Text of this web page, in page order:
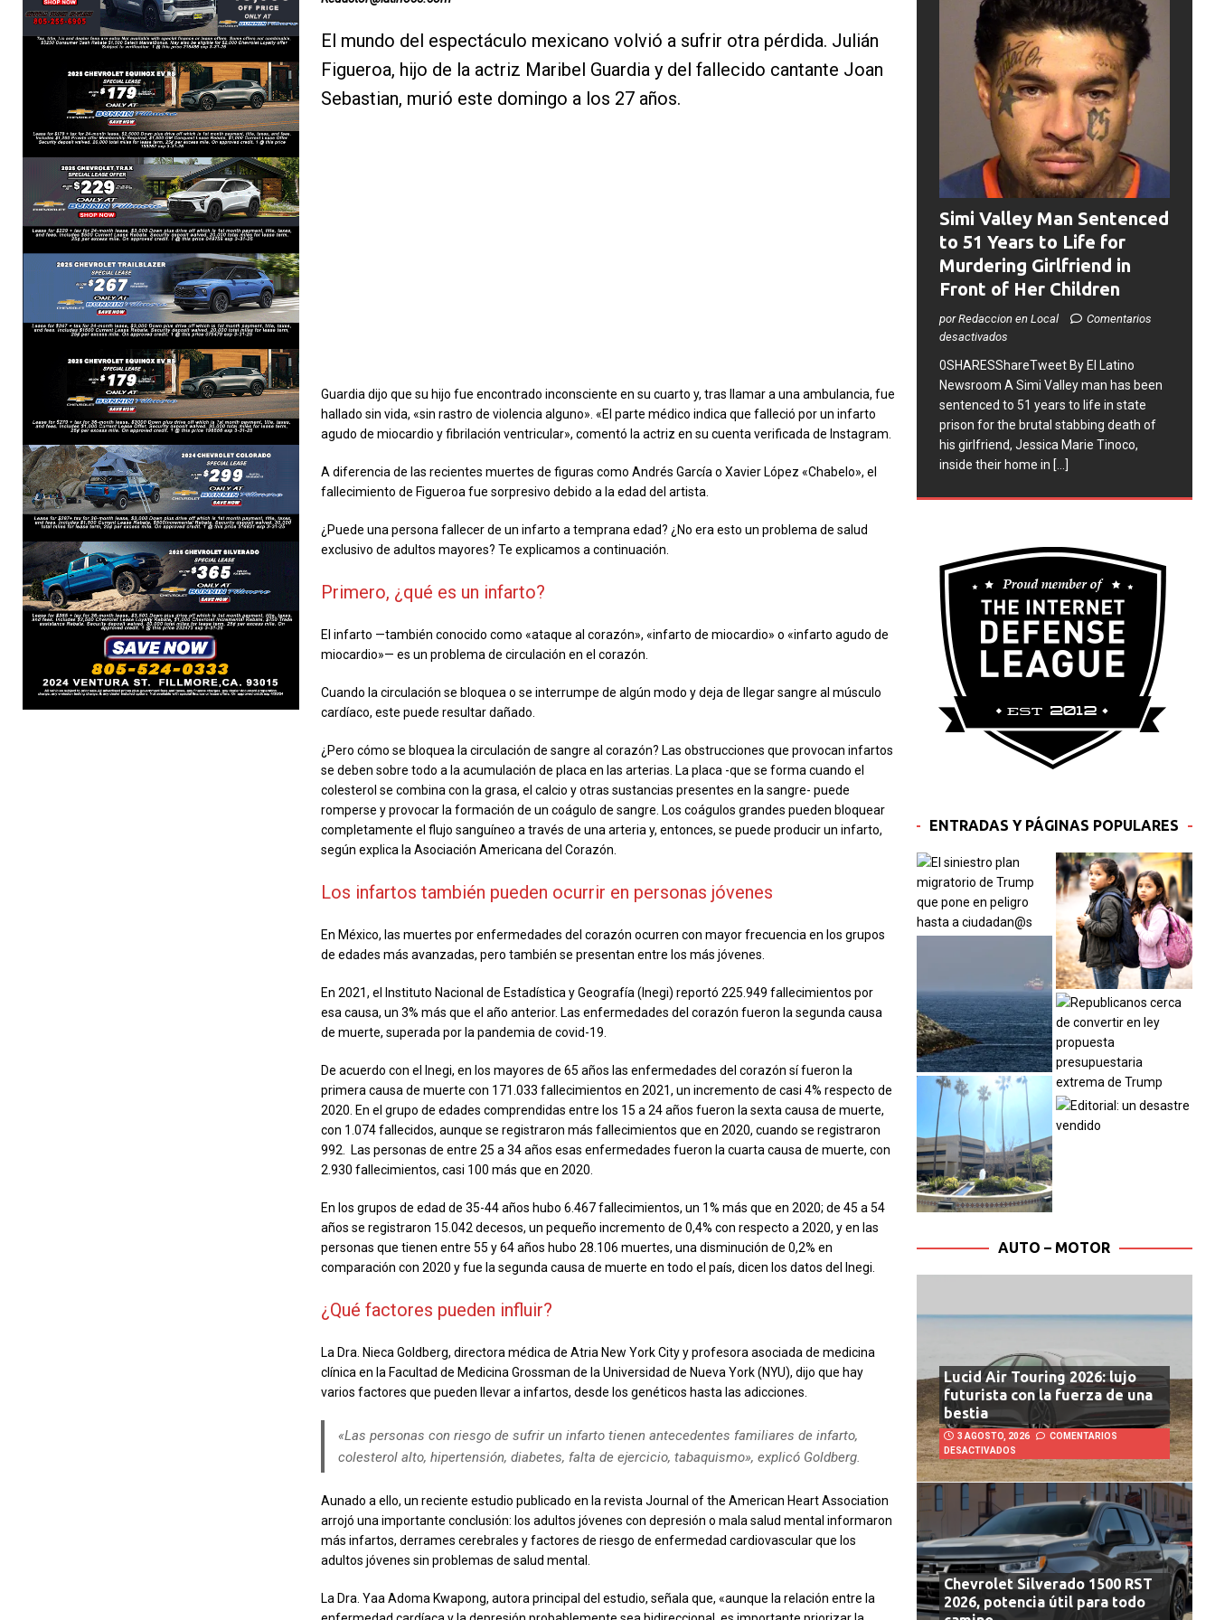
El mundo del espectáculo mexicano volvió a sufrir otra pérdida. Julián
Figueroa, hijo de la actriz Maribel Guardia y del fallecido cantante Joan
Sebastian, murió este domingo a los 27 años.
Guardia dijo que su hijo fue encontrado inconsciente en su cuarto y, tras llamar a una ambulancia, fue
hallado sin vida, «sin rastro de violencia alguno». «El parte médico indica que falleció por un infarto
agudo de miocardio y fibrilación ventricular», comentó la actriz en su cuenta verificada de Instagram.
A diferencia de las recientes muertes de figuras como Andrés García o Xavier López «Chabelo», el
fallecimiento de Figueroa fue sorpresivo debido a la edad del artista.
¿Puede una persona fallecer de un infarto a temprana edad? ¿No era esto un problema de salud
exclusivo de adultos mayores? Te explicamos a continuación.
Primero, ¿qué es un infarto?
El infarto —también conocido como «ataque al corazón», «infarto de miocardio» o «infarto agudo de
miocardio»— es un problema de circulación en el corazón.
Cuando la circulación se bloquea o se interrumpe de algún modo y deja de llegar sangre al músculo
cardíaco, este puede resultar dañado.
¿Pero cómo se bloquea la circulación de sangre al corazón? Las obstrucciones que provocan infartos
se deben sobre todo a la acumulación de placa en las arterias. La placa -que se forma cuando el
colesterol se combina con la grasa, el calcio y otras sustancias presentes en la sangre- puede
romperse y provocar la formación de un coágulo de sangre. Los coágulos grandes pueden bloquear
completamente el flujo sanguíneo a través de una arteria y, entonces, se puede producir un infarto,
según explica la Asociación Americana del Corazón.
Los infartos también pueden ocurrir en personas jóvenes
En México, las muertes por enfermedades del corazón ocurren con mayor frecuencia en los grupos
de edades más avanzadas, pero también se presentan entre los más jóvenes.
En 2021, el Instituto Nacional de Estadística y Geografía (Inegi) reportó 225.949 fallecimientos por
esa causa, un 3% más que el año anterior. Las enfermedades del corazón fueron la segunda causa
de muerte, superada por la pandemia de covid-19.
De acuerdo con el Inegi, en los mayores de 65 años las enfermedades del corazón sí fueron la
primera causa de muerte con 171.033 fallecimientos en 2021, un incremento de casi 4% respecto de
2020. En el grupo de edades comprendidas entre los 15 a 24 años fueron la sexta causa de muerte,
con 1.074 fallecidos, aunque se registraron más fallecimientos que en 2020, cuando se registraron
992. Las personas de entre 25 a 34 años esas enfermedades fueron la cuarta causa de muerte, con
2.930 fallecimientos, casi 100 más que en 2020.
En los grupos de edad de 35-44 años hubo 6.467 fallecimientos, un 1% más que en 2020; de 45 a 54
años se registraron 15.042 decesos, un pequeño incremento de 0,4% con respecto a 2020, y en las
personas que tienen entre 55 y 64 años hubo 28.106 muertes, una disminución de 0,2% en
comparación con 2020 y fue la segunda causa de muerte en todo el país, dicen los datos del Inegi.
¿Qué factores pueden influir?
La Dra. Nieca Goldberg, directora médica de Atria New York City y profesora asociada de medicina
clínica en la Facultad de Medicina Grossman de la Universidad de Nueva York (NYU), dijo que hay
varios factores que pueden llevar a infartos, desde los genéticos hasta las adicciones.
«Las personas con riesgo de sufrir un infarto tienen antecedentes familiares de infarto,
colesterol alto, hipertensión, diabetes, falta de ejercicio, tabaquismo», explicó Goldberg.
Aunado a ello, un reciente estudio publicado en la revista Journal of the American Heart Association
arrojó una importante conclusión: los adultos jóvenes con depresión o mala salud mental informaron
más infartos, derrames cerebrales y factores de riesgo de enfermedad cardiovascular que los
adultos jóvenes sin problemas de salud mental.
La Dra. Yaa Adoma Kwapong, autora principal del estudio, señala que, «aunque la relación entre la
Simi Valley Man Sentenced
to 51 Years to Life for
Murdering Girlfriend in
Front of Her Children
por Redaccion en Local
Comentarios
desactivados
0SHARESShareTweet ​By El Latino
Newsroom ​A Simi Valley man has been
sentenced to 51 years to life in state
prison for the brutal stabbing death of
his girlfriend, Jessica Marie Tinoco,
inside their home in [...]
ENTRADAS Y PÁGINAS POPULARES
AUTO – MOTOR
Lucid Air Touring 2026: lujo
futurista con la fuerza de una
bestia
3 AGOSTO, 2026
COMENTARIOS
DESACTIVADOS
Chevrolet Silverado 1500 RST
2026, potencia útil para todo